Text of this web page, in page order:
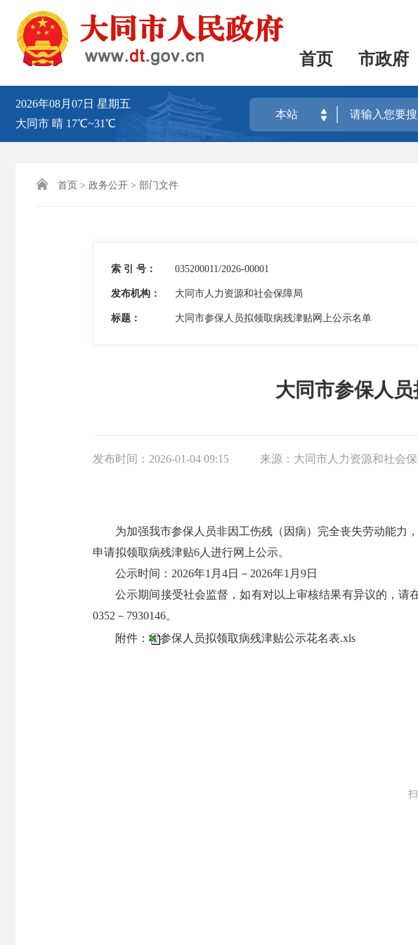
首页 市政府
2026年08月07日 星期五
大同市 晴 17℃~31℃
本站
 首页 > 政务公开 > 部门文件
索 引 号： 035200011/2026-00001
发布机构： 大同市人力资源和社会保障局
标题： 大同市参保人员拟领取病残津贴网上公示名单
大同市参保人
发布时间： 2026-01-04 09:15 来源： 大同市人力资源和社会
为加强我市参保人员非因工伤残（因病）完全丧失劳动能力
申请拟领取病残津贴6人进行网上公示。
公示时间：2026年1月4日－2026年1月9日
公示期间接受社会监督，如有对以上审核结果有异议的，请
0352－7930146。
附件：
参保人员拟领取病残津贴公示花名表.xls